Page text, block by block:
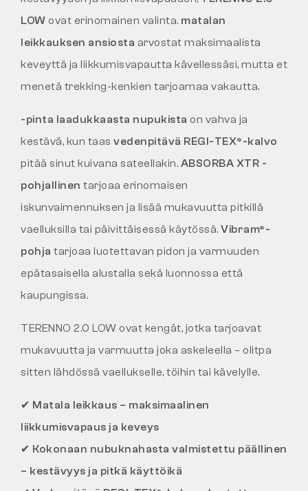
LOW ovat erinomainen valinta. matalan
leikkauksen ansiosta arvostat maksimaalista
keveyttä ja liikkumisvapautta kävellessäsi, mutta et
menetä trekking-kenkien tarjoamaa vakautta.
-pinta laadukkaasta nupukista on vahva ja
kestävä, kun taas vedenpitävä REGI-TEX®-kalvo
pitää sinut kuivana sateellakin. ABSORBA XTR -
pohjallinen tarjoaa erinomaisen
iskunvaimennuksen ja lisää mukavuutta pitkillä
vaelluksilla tai päivittäisessä käytössä. Vibram®-
pohja tarjoaa luotettavan pidon ja varmuuden
epätasaisella alustalla sekä luonnossa että
kaupungissa.
TERENNO 2.0 LOW ovat kengät, jotka tarjoavat
mukavuutta ja varmuutta joka askeleella – olitpa
sitten lähdössä vaellukselle, töihin tai kävelylle.
✔ Matala leikkaus – maksimaalinen
liikkumisvapaus ja keveys
✔ Kokonaan nubuknahasta valmistettu päällinen
– kestävyys ja pitkä käyttöikä